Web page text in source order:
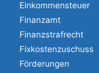
Einkommensteuer
Finanzamt
Finanzstrafrecht
Fixkostenzuschuss
Förderungen